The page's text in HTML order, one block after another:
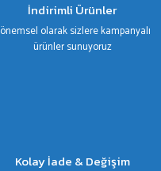
İndirimli Ürünler
olarak sizlere kampanyalı
ürünler sunuyoruz
Kolay İade & Değişim